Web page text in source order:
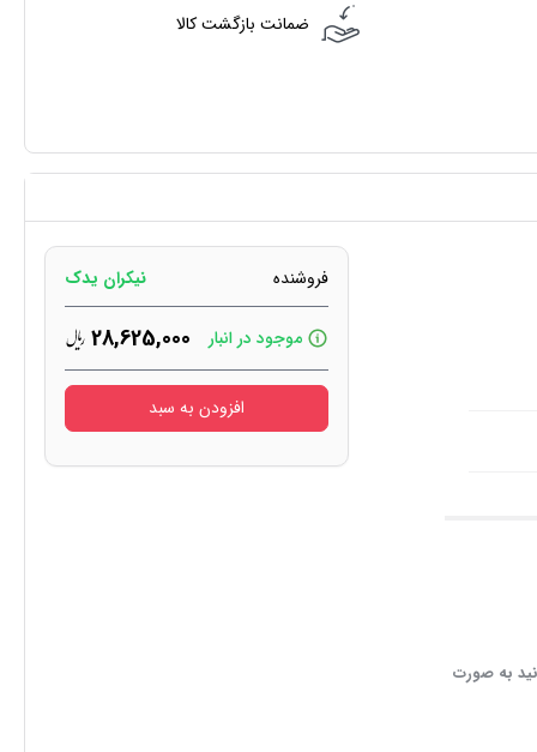
ضمانت بازگشت کالا
به صورت
فروشنده نیکران یدک
موجود در انبار 28,625,000
افزودن به سبد